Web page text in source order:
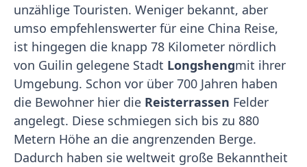
unzählige Touristen. Weniger bekannt, aber
umso empfehlenswerter für eine China Reise,
ist hingegen die knapp 78 Kilometer nördlich
von Guilin gelegene Stadt Longshengmit ihrer
Umgebung. Schon vor über 700 Jahren haben
die Bewohner hier die Reisterrassen Felder
angelegt. Diese schmiegen sich bis zu 880
Metern Höhe an die angrenzenden Berge.
Dadurch haben sie weltweit große Bekanntheit